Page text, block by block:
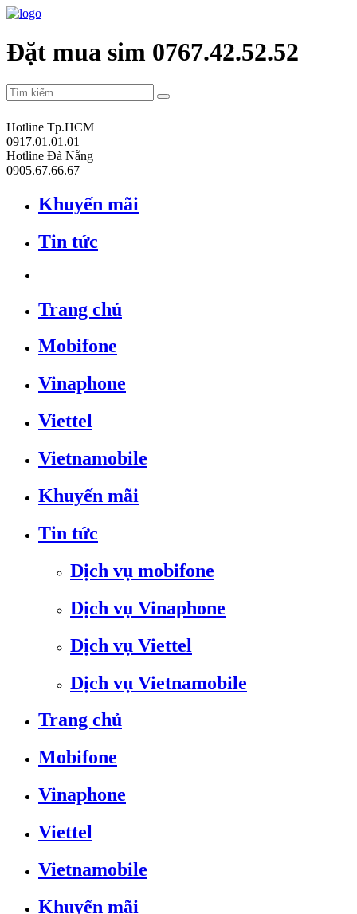
Đặt mua sim 0767.42.52.52
Hotline Tp.HCM
0917.01.01.01
Hotline Đà Nẵng
0905.67.66.67
Khuyến mãi
Tin tức
Trang chủ
Mobifone
Vinaphone
Viettel
Vietnamobile
Khuyến mãi
Tin tức
Dịch vụ mobifone
Dịch vụ Vinaphone
Dịch vụ Viettel
Dịch vụ Vietnamobile
Trang chủ
Mobifone
Vinaphone
Viettel
Vietnamobile
Khuyến mãi